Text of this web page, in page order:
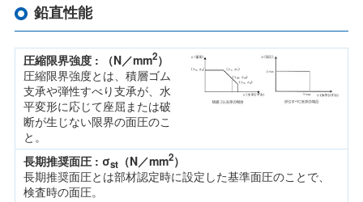
鉛直性能
圧縮限界強度 : （N／mm2）
圧縮限界強度とは、積層ゴム
支承や弾性すべり支承が、水
平変形に応じて座屈または破
断が生じない限界の面圧のこ
と。
長期推奨面圧 : σst（N／mm2）
長期推奨面圧とは部材認定時に設定した基準面圧のことで、
検査時の面圧。